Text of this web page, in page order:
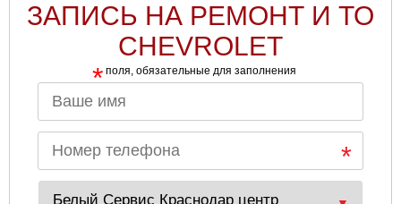
ЗАПИСЬ НА РЕМОНТ И ТО
CHEVROLET
* поля, обязательные для заполнения